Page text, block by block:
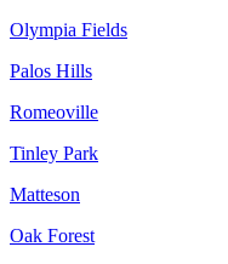
Olympia Fields
Palos Hills
Romeoville
Tinley Park
Matteson
Oak Forest